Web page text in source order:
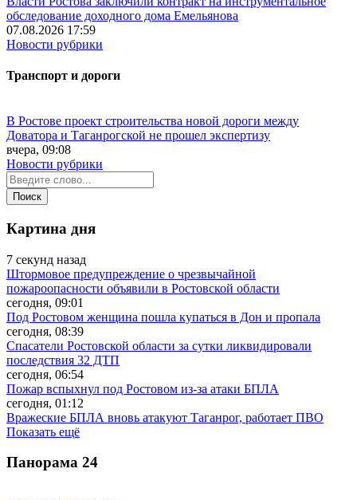
обследование доходного дома Емельянова
07.08.2026 17:59
Новости рубрики
Транспорт и дороги
В Ростове проект строительства новой дороги между
Доватора и Таганрогской не прошел экспертизу
вчера, 09:08
Новости рубрики
Картина дня
7 секунд назад
Штормовое предупреждение о чрезвычайной
пожароопасности объявили в Ростовской области
сегодня, 09:01
Под Ростовом женщина пошла купаться в Дон и пропала
сегодня, 08:39
Спасатели Ростовской области за сутки ликвидировали
последствия 32 ДТП
сегодня, 06:54
Пожар вспыхнул под Ростовом из-за атаки БПЛА
сегодня, 01:12
Вражеские БПЛА вновь атакуют Таганрог, работает ПВО
Показать ещё
Панорама 24